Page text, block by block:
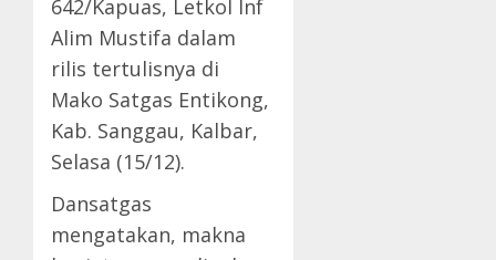
642/Kapuas, Letkol Inf
Alim Mustifa dalam
rilis tertulisnya di
Mako Satgas Entikong,
Kab. Sanggau, Kalbar,
Selasa (15/12).
Dansatgas
mengatakan, makna